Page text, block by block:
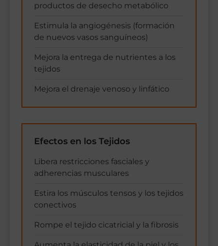
productos de desecho metabólico
Estimula la angiogénesis (formación
de nuevos vasos sanguíneos)
Mejora la entrega de nutrientes a los
tejidos
Mejora el drenaje venoso y linfático
Efectos en los Tejidos
Libera restricciones fasciales y
adherencias musculares
Estira los músculos tensos y los tejidos
conectivos
Rompe el tejido cicatricial y la fibrosis